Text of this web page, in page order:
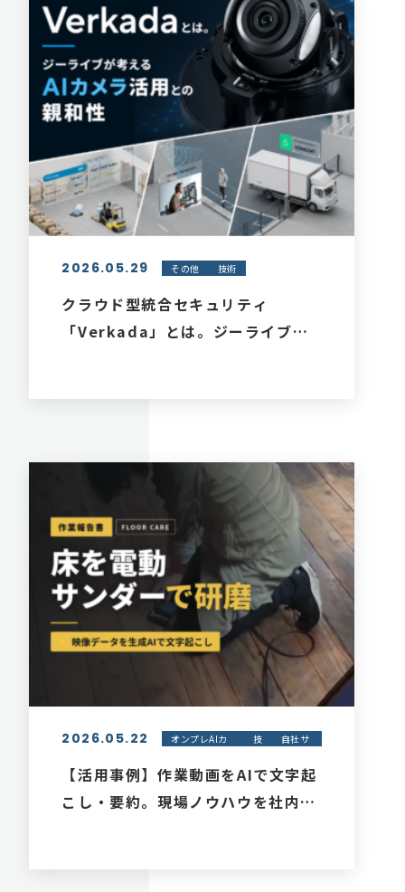
2026.05.29 その他 技術
クラウド型統合セキュリティ
「Verkada」とは。ジーライブが
2026.05.22
オンプレAIカ
モニター
技
自社サ
紹介
【活用事例】作業動画をAIで文字起
こし・要約。現場ノウハウを社内ナ